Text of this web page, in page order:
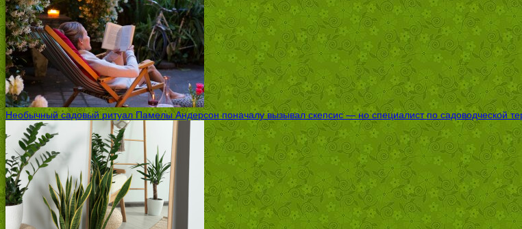
Необычный садовый ритуал Памелы Андерсон поначалу вызывал скепсис — но специалист по садоводческой